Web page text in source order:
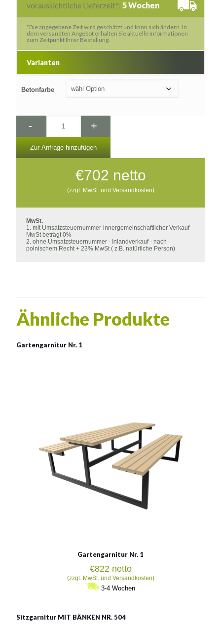
voraussichtliche Lieferzeit*: 5 Wochen
*Die angegebene Zeit wird geschätzt und kann sich ändern. In
dem versandten Angebot erhalten Sie aktuelle Informationen
zum Zeitpunkt Ihrer Bestellung.
Varianten
Betonfarbe
- +
Zur Anfrage hinzufügen
€702 netto
(zzgl. MwSt. und Versandkosten)
MwSt.
1. mit Umsatzsteuernummer-innergemeinschaftlicher Verkauf -
MwSt beträgt 0%
2. ohne Umsatzsteuernummer - Inlandverkauf - nach
polnischem Recht + 23% MwSt ( z.B. natürliche Person)
Ähnliche Produkte
Gartengarnitur Nr. 1
Gartengarnitur Nr. 1
€822 netto
(zzgl. MwSt. und Versandkosten)
3-4 Wochen
Sitzgarnitur MIT BÄNKEN NR. 504